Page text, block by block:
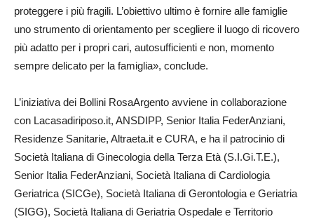
proteggere i più fragili. L’obiettivo ultimo è fornire alle famiglie
uno strumento di orientamento per scegliere il luogo di ricovero
più adatto per i propri cari, autosufficienti e non, momento
sempre delicato per la famiglia», conclude.
L’iniziativa dei Bollini RosaArgento avviene in collaborazione
con Lacasadiriposo.it, ANSDIPP, Senior Italia FederAnziani,
Residenze Sanitarie, Altraeta.it e CURA, e ha il patrocinio di
Società Italiana di Ginecologia della Terza Età (S.I.Gi.T.E.),
Senior Italia FederAnziani, Società Italiana di Cardiologia
Geriatrica (SICGe), Società Italiana di Gerontologia e Geriatria
(SIGG), Società Italiana di Geriatria Ospedale e Territorio